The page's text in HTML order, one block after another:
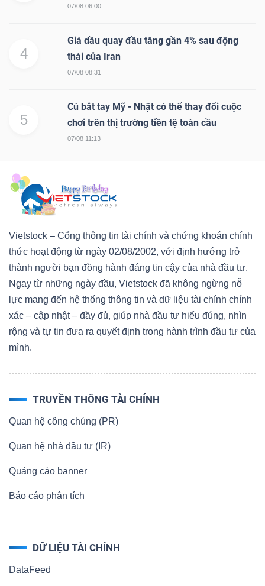
07/08 06:00
4
Giá dầu quay đầu tăng gần 4% sau động
thái của Iran
07/08 08:31
5
Cú bắt tay Mỹ - Nhật có thể thay đổi cuộc
chơi trên thị trường tiền tệ toàn cầu
07/08 11:13
Vietstock – Cổng thông tin tài chính và chứng khoán chính
thức hoạt động từ ngày 02/08/2002, với định hướng trở
thành người bạn đồng hành đáng tin cậy của nhà đầu tư.
Ngay từ những ngày đầu, Vietstock đã không ngừng nỗ
lực mang đến hệ thống thông tin và dữ liệu tài chính chính
xác – cập nhật – đầy đủ, giúp nhà đầu tư hiểu đúng, nhìn
rộng và tự tin đưa ra quyết định trong hành trình đầu tư của
mình.
TRUYỀN THÔNG TÀI CHÍNH
Quan hệ công chúng (PR)
Quan hệ nhà đầu tư (IR)
Quảng cáo banner
Báo cáo phân tích
DỮ LIỆU TÀI CHÍNH
DataFeed